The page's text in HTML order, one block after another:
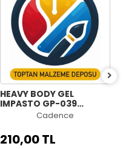
HEAVY BODY GEL
IMPASTO GP-039
KURŞUN 250ML
Cadence
210,00 TL